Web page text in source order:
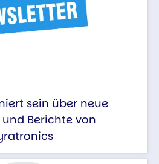
sein über neue
Berichte von